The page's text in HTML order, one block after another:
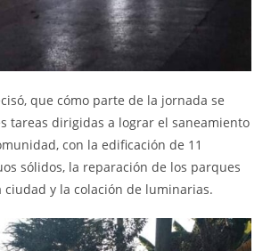
que cómo parte de la jornada se
tareas dirigidas a lograr el saneamiento
con la edificación de 11
sólidos, la reparación de los parques
ciudad y la colación de luminarias.